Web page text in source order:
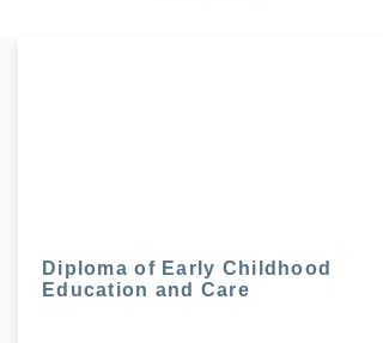
Diploma of Early Childhood
Education and Care